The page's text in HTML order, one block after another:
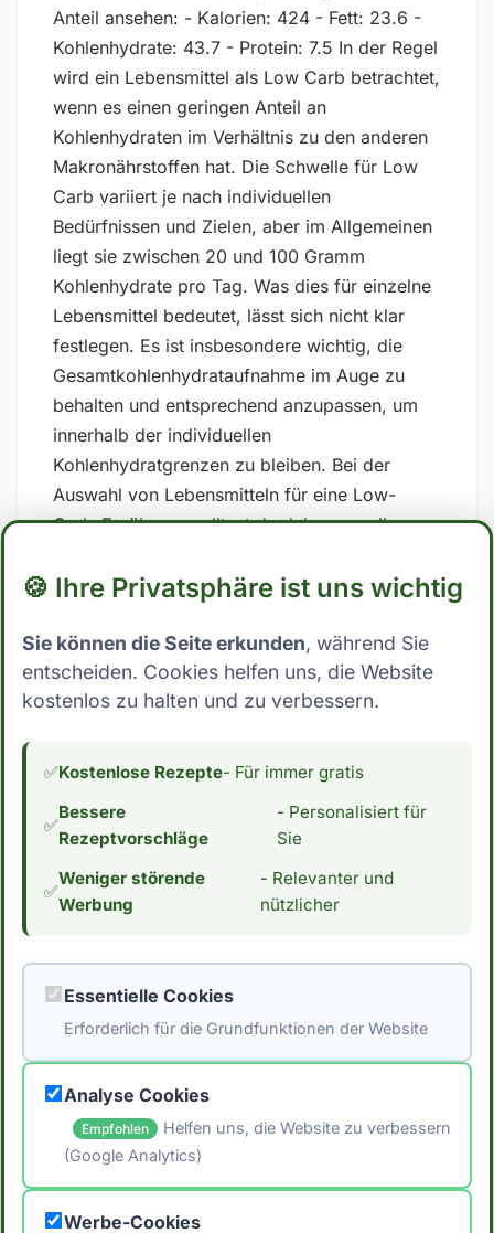
Anteil ansehen: - Kalorien: 424 - Fett: 23.6 -
Kohlenhydrate: 43.7 - Protein: 7.5 In der Regel
wird ein Lebensmittel als Low Carb betrachtet,
wenn es einen geringen Anteil an
Kohlenhydraten im Verhältnis zu den anderen
Makronährstoffen hat. Die Schwelle für Low
Carb variiert je nach individuellen
Bedürfnissen und Zielen, aber im Allgemeinen
liegt sie zwischen 20 und 100 Gramm
Kohlenhydrate pro Tag. Was dies für einzelne
Lebensmittel bedeutet, lässt sich nicht klar
festlegen. Es ist insbesondere wichtig, die
Gesamtkohlenhydrataufnahme im Auge zu
behalten und entsprechend anzupassen, um
innerhalb der individuellen
Kohlenhydratgrenzen zu bleiben. Bei der
Auswahl von Lebensmitteln für eine Low-
Carb-Ernährung solltest du daher vor allem
Lebensmittel verzichten und stattdessen auf
und Ballaststoffen ist. ## Low Carb Ernährung:
Wo steht Linzertorte? Mit 43.7 Gramm
Kohlenhydrate pro 100g essbarer Anteil fällt
Low Carb. Dies schließt die Zutat für
reduzieren möchten, aus. Wenn du an einer
Low Carb Ernährung interessiert bist,
interessiert dich vielleicht auch der
Kaloriengehalt. Mit 424 Kalorien pro 100g
durchschnittlichen Kaloriengehalt. *Hinweis:
Die Daten stammen aus der [Schweizer
Nährwertdatenbank]
(https://naehrwertdaten.ch/de/).*
🖨️ Artikel drucken
🍪 Ihre Privatsphäre ist uns wichtig
Sie können die Seite erkunden, während Sie
entscheiden. Cookies helfen uns, die Website
kostenlos zu halten und zu verbessern.
✅Kostenlose Rezepte- Für immer gratis
✅
Bessere
Rezeptvorschläge
- Personalisiert für
Sie
✅
Weniger störende
Werbung
- Relevanter und
nützlicher
Essentielle Cookies
Erforderlich für die Grundfunktionen der Website
Analyse Cookies
Empfohlen
Helfen uns, die Website zu verbessern
(Google Analytics)
Werbe-Cookies